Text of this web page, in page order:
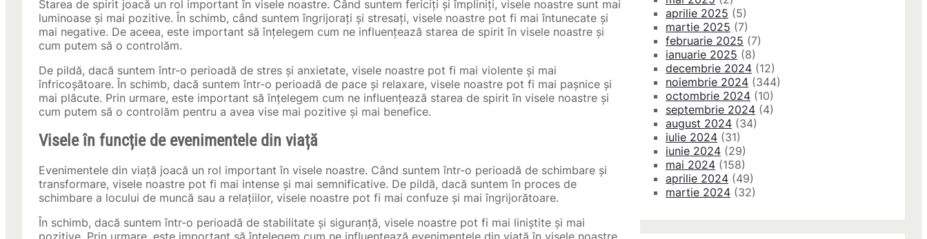
Starea de spirit joacă un rol important în visele noastre. Când suntem fericiți și împliniți, visele noastre sunt mai
luminoase și mai pozitive. În schimb, când suntem îngrijorați și stresați, visele noastre pot fi mai întunecate și
mai negative. De aceea, este important să înțelegem cum ne influențează starea de spirit în visele noastre și
cum putem să o controlăm.
De pildă, dacă suntem într-o perioadă de stres și anxietate, visele noastre pot fi mai violente și mai
înfricoșătoare. În schimb, dacă suntem într-o perioadă de pace și relaxare, visele noastre pot fi mai pașnice și
mai plăcute. Prin urmare, este important să înțelegem cum ne influențează starea de spirit în visele noastre și
cum putem să o controlăm pentru a avea vise mai pozitive și mai benefice.
Visele în funcție de evenimentele din viață
Evenimentele din viață joacă un rol important în visele noastre. Când suntem într-o perioadă de schimbare și
transformare, visele noastre pot fi mai intense și mai semnificative. De pildă, dacă suntem în proces de
schimbare a locului de muncă sau a relațiilor, visele noastre pot fi mai confuze și mai îngrijorătoare.
În schimb, dacă suntem într-o perioadă de stabilitate și siguranță, visele noastre pot fi mai liniștite și mai
aprilie 2025 (5)
martie 2025 (7)
februarie 2025 (7)
ianuarie 2025 (8)
decembrie 2024 (12)
noiembrie 2024 (344)
octombrie 2024 (10)
septembrie 2024 (4)
august 2024 (34)
iulie 2024 (31)
iunie 2024 (29)
mai 2024 (158)
aprilie 2024 (49)
martie 2024 (32)